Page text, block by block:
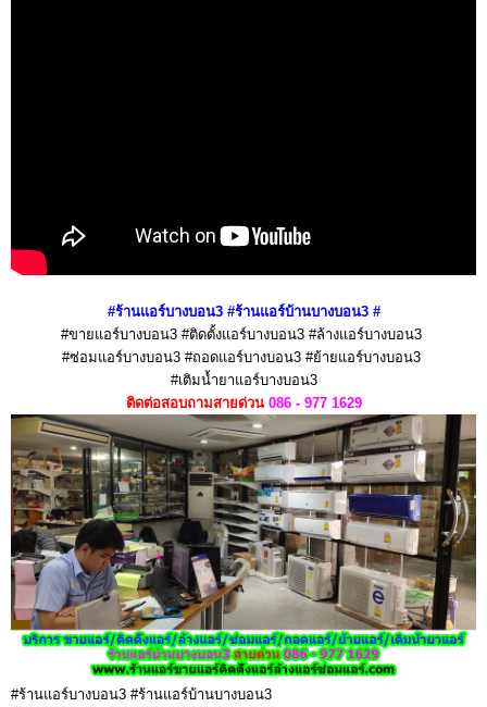
#ร้านแอร์บางบอน3 #ร้านแอร์บ้านบางบอน3#
#ขายแอร์บางบอน3 #ติดตั้งแอร์บางบอน3 #ล้างแอร์บางบอน3
#ซ่อมแอร์บางบอน3 #ถอดแอร์บางบอน3 #ย้ายแอร์บางบอน3
#เติมน้ำยาแอร์บางบอน3
ติดต่อสอบถามสายด่วน 086 - 977 1629
#ร้านแอร์บางบอน3 #ร้านแอร์บ้านบางบอน3